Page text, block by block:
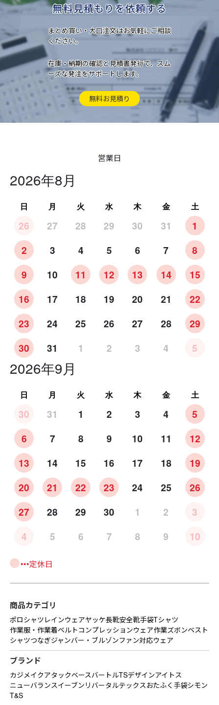
無料見積もりを依頼する
まとめ買い・大口注文はお気軽にご相談
ください。
在庫・納期の確認と見積書発行で、スム
ーズな発注をサポートします。
無料お見積り
営業日
2026年8月
日 月 火 水 木 金 土
26 27 28 29 30 31
1
2
3 4 5 6 7
8
9
10 11 12 13 14
15
16
17 18 19 20 21
22
23
24 25 26 27 28
29
30
31 1 2 3 4 5
2026年9月
日 月 火 水 木 金 土
30 31 1 2 3 4
5
6
7 8 9 10 11
12
13
14 15 16 17 18
19
20
21 22 23 24 25
26
27
28 29 30 1 2
3
4
5 6 7 8 9 10
•••定休日
商品カテゴリ
ポロシャツ レインウェアヤッケ長靴安全靴手袋Tシャツ
作業服・作業着ベルトコンプレッションウェア作業ズボンベスト
シャツつなぎジャンバー・ブルゾンファン対応ウェア
ブランド
カジメイクアタックベースバートルTSデザインアイトス
ニューバランスイーブンリバータルテックス おたふく手袋シモン
T&S